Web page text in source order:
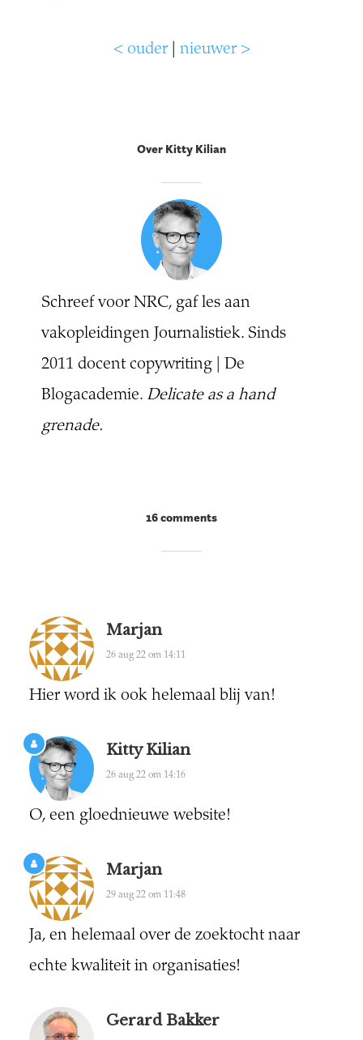
< ouder| nieuwer >
Over Kitty Kilian
Schreef voor NRC, gaf les aan
vakopleidingen Journalistiek. Sinds
2011 docent copywriting | De
Blogacademie. Delicate as a hand
grenade.
16 comments
Marjan
26 aug 22 om 14:11
Hier word ik ook helemaal blij van!
Kitty Kilian
26 aug 22 om 14:16
O, een gloednieuwe website!
Marjan
29 aug 22 om 11:48
Ja, en helemaal over de zoektocht naar
echte kwaliteit in organisaties!
Gerard Bakker